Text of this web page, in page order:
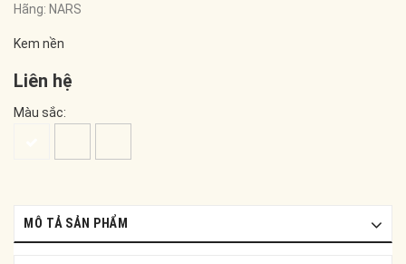
Hãng: NARS
Kem nền
Liên hệ
Màu sắc:
MÔ TẢ SẢN PHẨM